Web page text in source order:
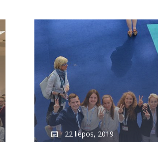
22 liepos, 2019